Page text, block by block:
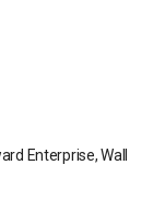
Enterprise, Wall